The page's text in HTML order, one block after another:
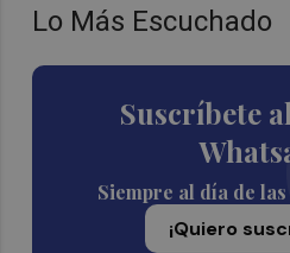
Lo Más Escuchado
Suscríbete
Siempre al día de
¡Quiero